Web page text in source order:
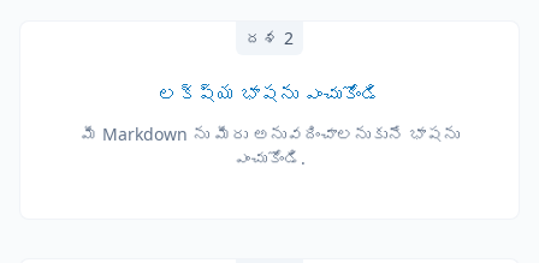
దశ 2
లక్ష్య భాషను ఎంచుకోండి
మీ Markdown ను మీరు అనువదించాలనుకునే భాషను
ఎంచుకోండి.